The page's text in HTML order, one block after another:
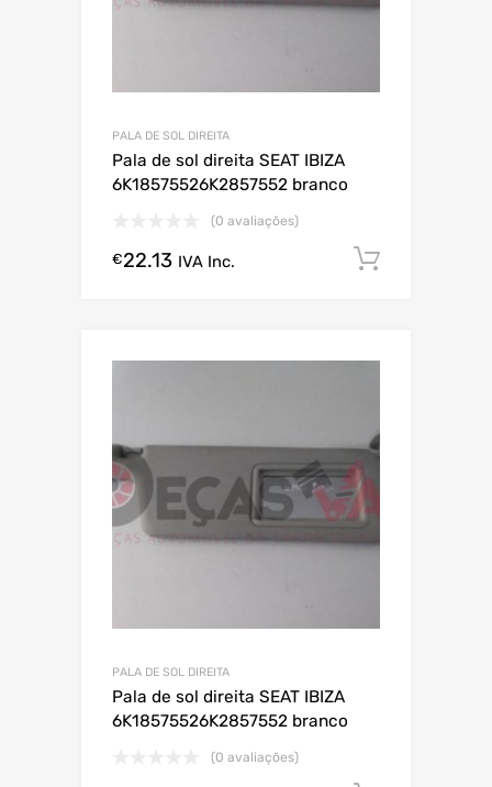
PALA DE SOL DIREITA
Pala de sol direita SEAT IBIZA
6K18575526K2857552 branco
(0 avaliações)
€22.13 IVA Inc.
PALA DE SOL DIREITA
Pala de sol direita SEAT IBIZA
6K18575526K2857552 branco
(0 avaliações)